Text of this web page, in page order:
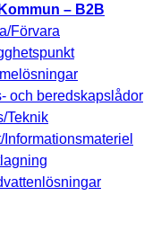
– B2B
Förvara
och beredskapslådor
Teknik
Informationsmateriel